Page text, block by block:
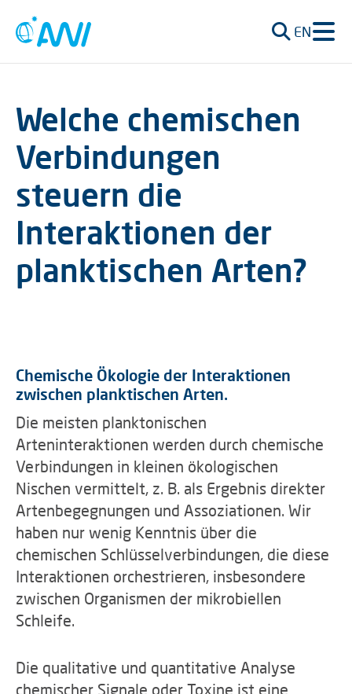
EN
Welche chemischen
Verbindungen
steuern die
Interaktionen der
planktischen Arten?
Chemische Ökologie der Interaktionen
zwischen planktischen Arten.
Die meisten planktonischen
Arteninteraktionen werden durch chemische
Verbindungen in kleinen ökologischen
Nischen vermittelt, z. B. als Ergebnis direkter
Artenbegegnungen und Assoziationen. Wir
haben nur wenig Kenntnis über die
chemischen Schlüsselverbindungen, die diese
Interaktionen orchestrieren, insbesondere
zwischen Organismen der mikrobiellen
Schleife.
Die qualitative und quantitative Analyse
chemischer Signale oder Toxine ist eine